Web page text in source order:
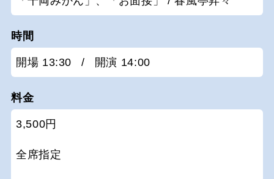
時間
開場 13:30 / 開演 14:00
料金
3,500円
全席指定